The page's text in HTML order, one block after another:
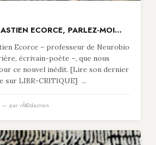
ECORCE, PARLEZ-MOI…
Ecorce – professeur de Neurobio
écrivain-poète –, que nous
ce nouvel inédit. [Lire son dernier
sur LIBR-CRITIQUE] ...
— par rÃ©daction